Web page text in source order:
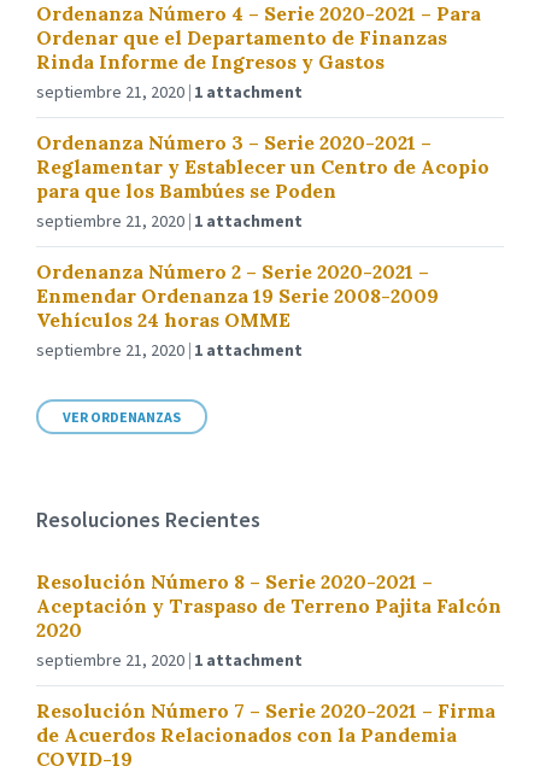
Ordenanza Número 4 – Serie 2020-2021 – Para
Ordenar que el Departamento de Finanzas
Rinda Informe de Ingresos y Gastos
septiembre 21, 2020 1 attachment
Ordenanza Número 3 – Serie 2020-2021 –
Reglamentar y Establecer un Centro de Acopio
para que los Bambúes se Poden
septiembre 21, 2020 1 attachment
Ordenanza Número 2 – Serie 2020-2021 –
Enmendar Ordenanza 19 Serie 2008-2009
Vehículos 24 horas OMME
septiembre 21, 2020 1 attachment
VER ORDENANZAS
Resoluciones Recientes
Resolución Número 8 – Serie 2020-2021 –
Aceptación y Traspaso de Terreno Pajita Falcón
2020
septiembre 21, 2020 1 attachment
Resolución Número 7 – Serie 2020-2021 – Firma
de Acuerdos Relacionados con la Pandemia
COVID-19